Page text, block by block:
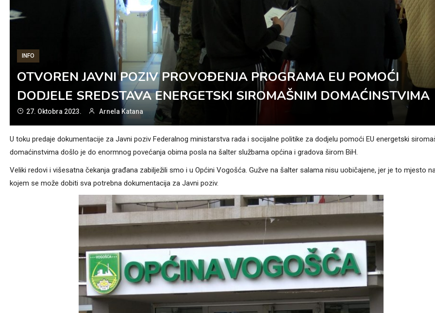
INFO
OTVOREN JAVNI POZIV PROVOĐENJA PROGRAMA EU POMOĆI
DODJELE SREDSTAVA ENERGETSKI SIROMAŠNIM DOMAĆINSTVIMA
27. Oktobra 2023. Arnela Katana
U toku predaje dokumentacije za Javni poziv Federalnog ministarstva rada i socijalne politike za dodjelu pomoći EU energetski
domaćinstvima došlo je do enormnog povećanja obima posla na šalter službama općina i gradova širom BiH.
Veliki redovi i višesatna čekanja građana zabilježili smo i u Općini Vogošća. Gužve na šalter salama nisu uobičajene, jer je to mjesto
kojem se može dobiti sva potrebna dokumentacija za Javni poziv.